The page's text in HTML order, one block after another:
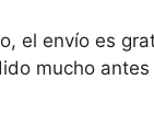
el envío es
mucho